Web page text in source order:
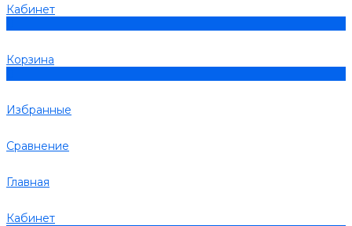
Кабинет
Корзина
Избранные
Сравнение
Главная
Кабинет